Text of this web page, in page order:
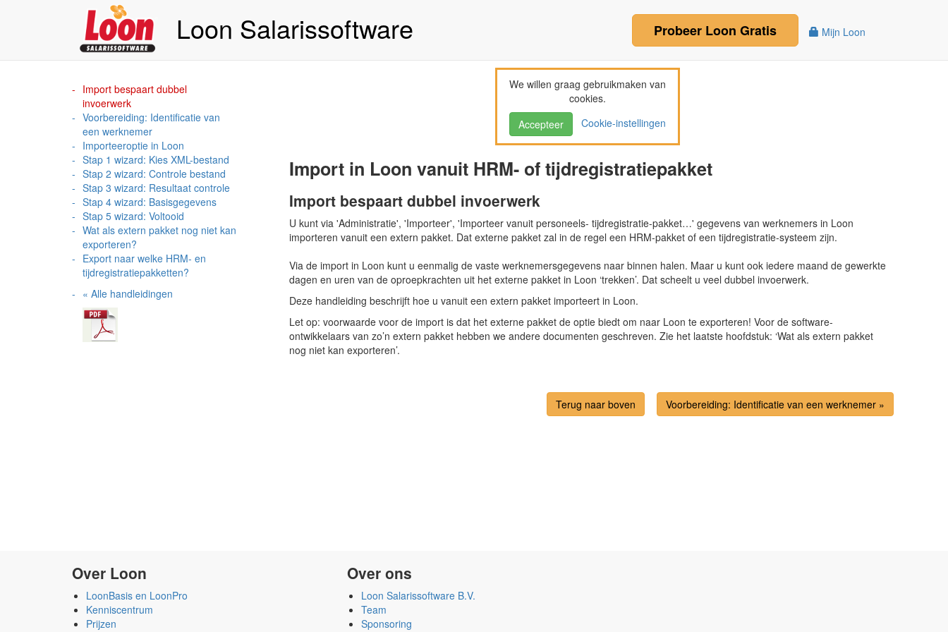
Loon Salarissoftware Mijn Loon
Probeer Loon Gratis
Import bespaart dubbel
invoerwerk
Voorbereiding: Identificatie van
een werknemer
Importeeroptie in Loon
Stap 1 wizard: Kies XML-bestand
Stap 2 wizard: Controle bestand
Stap 3 wizard: Resultaat controle
Stap 4 wizard: Basisgegevens
Stap 5 wizard: Voltooid
Wat als extern pakket nog niet kan
exporteren?
Export naar welke HRM- en
tijdregistratiepakketten?
« Alle handleidingen
We willen graag gebruikmaken van
cookies.
Accepteer
Cookie-instellingen
Import in Loon vanuit HRM- of tijdregistratiepakket
Import bespaart dubbel invoerwerk
U kunt via 'Administratie', 'Importeer', 'Importeer vanuit personeels- tijdregistratie-pakket…' gegevens van werknemers in Loon
importeren vanuit een extern pakket. Dat externe pakket zal in de regel een HRM-pakket of een tijdregistratie-systeem zijn.
Via de import in Loon kunt u eenmalig de vaste werknemersgegevens naar binnen halen. Maar u kunt ook iedere maand de gewerkte
dagen en uren van de oproepkrachten uit het externe pakket in Loon ‘trekken’. Dat scheelt u veel dubbel invoerwerk.
Deze handleiding beschrijft hoe u vanuit een extern pakket importeert in Loon.
Let op: voorwaarde voor de import is dat het externe pakket de optie biedt om naar Loon te exporteren! Voor de software-
ontwikkelaars van zo’n extern pakket hebben we andere documenten geschreven. Zie het laatste hoofdstuk: ‘Wat als extern pakket
nog niet kan exporteren’.
Terug naar boven Voorbereiding: Identificatie van een werknemer »
Over Loon
LoonBasis en LoonPro
Kenniscentrum
Prijzen
Over ons
Loon Salarissoftware B.V.
Team
Sponsoring